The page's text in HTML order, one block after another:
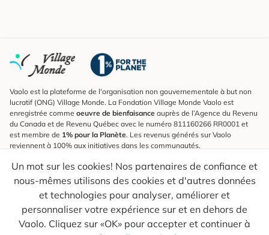
Un mot sur les cookies! Nos partenaires de confiance et
nous-mêmes utilisons des cookies et d'autres données
et technologies pour analyser, améliorer et
personnaliser votre expérience sur et en dehors de
Vaolo. Cliquez sur «OK» pour accepter et continuer à
Vaolo est la plateforme de l'organisation non gouvernementale à but non
lucratif (ONG) Village Monde. La Fondation Village Monde Vaolo est
enregistrée comme oeuvre de bienfaisance auprès de l’Agence du Revenu
du Canada et de Revenu Québec avec le numéro 811160266 RR0001 et
est membre de 1% pour la Planète. Les revenus générés sur Vaolo
reviennent à 100% aux initiatives dans les communautés.
S'inscrire à l'infolettre
Pour connaître les nouveautés, suivre nos explorateurs et recevoir des
astuces pour des voyages plus conscients.
Ton courriel Envoyer